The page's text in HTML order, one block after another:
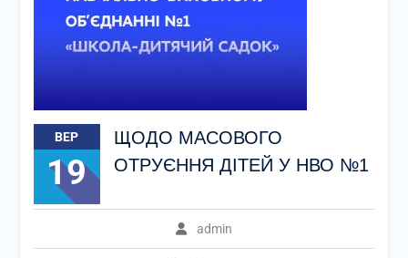
ВЕР
19
ЩОДО МАСОВОГО
ОТРУЄННЯ ДІТЕЙ У НВО №1
admin